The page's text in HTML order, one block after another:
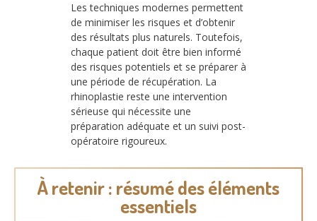
Les techniques modernes permettent
de minimiser les risques et d’obtenir
des résultats plus naturels. Toutefois,
chaque patient doit être bien informé
des risques potentiels et se préparer à
une période de récupération. La
rhinoplastie reste une intervention
sérieuse qui nécessite une
préparation adéquate et un suivi post-
opératoire rigoureux.
À retenir : résumé des éléments
essentiels